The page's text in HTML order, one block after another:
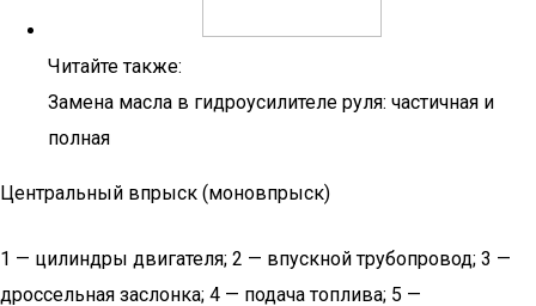
Читайте также:
Замена масла в гидроусилителе руля: частичная и
полная
Центральный впрыск (моновпрыск)
1 — цилиндры двигателя; 2 — впускной трубопровод; 3 —
дроссельная заслонка; 4 — подача топлива; 5 —